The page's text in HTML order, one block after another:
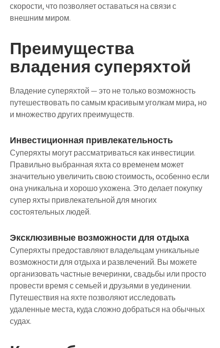
скорости, что позволяет оставаться на связи с
внешним миром.
Преимущества
владения суперяхтой
Владение суперяхтой — это не только возможность
путешествовать по самым красивым уголкам мира, но
и множество других преимуществ.
Инвестиционная привлекательность
Суперяхты могут рассматриваться как инвестиции.
Правильно выбранная яхта со временем может
значительно увеличить свою стоимость, особенно если
она уникальна и хорошо ухожена. Это делает покупку
супер яхты привлекательной для многих
состоятельных людей.
Эксклюзивные возможности для отдыха
Суперяхты предоставляют владельцам уникальные
возможности для отдыха и развлечений. Вы можете
организовать частные вечеринки, свадьбы или просто
провести время с семьей и друзьями в уединении.
Путешествия на яхте позволяют исследовать
удаленные места, куда сложно добраться на обычных
судах.